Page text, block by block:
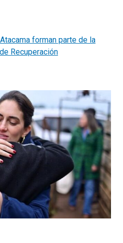
forman parte de la
Recuperación